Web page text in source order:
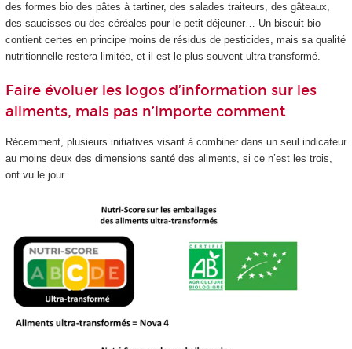
des formes bio des pâtes à tartiner, des salades traiteurs, des gâteaux,
des saucisses ou des céréales pour le petit-déjeuner… Un biscuit bio
contient certes en principe moins de résidus de pesticides, mais sa qualité
nutritionnelle restera limitée, et il est le plus souvent ultra-transformé.
Faire évoluer les logos d’information sur les
aliments, mais pas n’importe comment
Récemment, plusieurs initiatives visant à combiner dans un seul indicateur
au moins deux des dimensions santé des aliments, si ce n’est les trois,
ont vu le jour.